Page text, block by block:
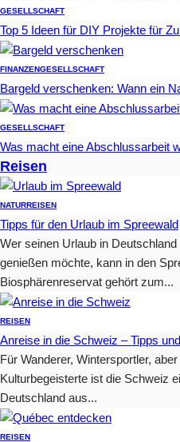
GESELLSCHAFT
Top 5 Ideen für DIY Projekte für
FINANZENGESELLSCHAFT
Bargeld verschenken: Wann ein
GESELLSCHAFT
Was macht eine Abschlussarbeit
Reisen
NATURREISEN
Tipps für den Urlaub im Spreewald
Wer seinen Urlaub in
genießen möchte, kann in den
Biosphärenreservat gehört zum...
REISEN
Anreise in die Schweiz – Tipps
Für Wanderer, Wintersportler,
Kulturbegeisterte ist die Schweiz
Deutschland aus...
REISEN